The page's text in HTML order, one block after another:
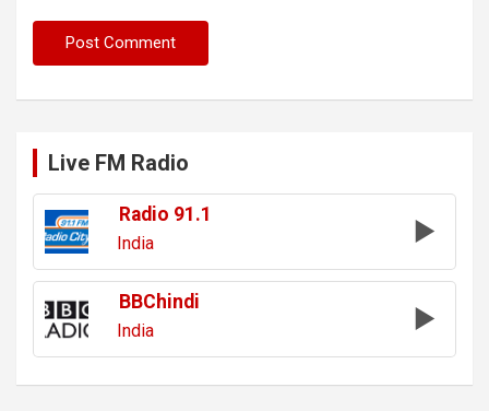
Live FM Radio
Radio 91.1
India
BBChindi
India